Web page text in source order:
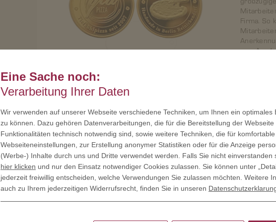
Firma. So
zum
Der nun geehrte Vorbäcker ist der Manufaktur seit Jahren eng
Produktion, die Organisation und ist seit zehn Jahren dabei – er
im Reinickendorfer Hinterzimmer bis zu dem gewachsenen
deutschlandweit vertreibt. „
einen weiten Weg mit uns gegangen .“
Von Nola nach Reinickendorf
Der begann ursprünglich in Nola, einem kleinen Dorf bei Neapel,
Reinickendorf. Die original neapolitanische Steinofenpizza im
Geheimtipp; bei der Fußball-WM 2006 kamen auf dem Berliner
deren Genuss. Bestärkt von diesem Zuspruch gründete die
100 Quadratmetern die Pizza-Manufaktur GiaPizza mit Angeboten
Wir wollten eine qualitativ hochwertige Pizza auf den Markt
Eine Sache noch:
Verarbeitung Ihrer Daten
Wir verwenden auf unserer Webseite verschiedene Techniken, um Ihnen ein optimales
zu können. Dazu gehören Datenverarbeitungen, die für die Bereitstellung der
Funktionalitäten technisch notwendig sind, sowie weitere Techniken, die für komfortable
Webseiteneinstellungen, zur Erstellung anonymer Statistiken oder für die Anzeige
(Werbe-) Inhalte durch uns und Dritte verwendet werden. Falls Sie nicht einverstanden
hier klicken und nur den Einsatz notwendiger Cookies zulassen. Sie können unter
jederzeit freiwillig entscheiden, welche Verwendungen Sie zulassen möchten. Weitere
auch zu Ihrem jederzeitigen Widerrufsrecht, finden Sie in unseren